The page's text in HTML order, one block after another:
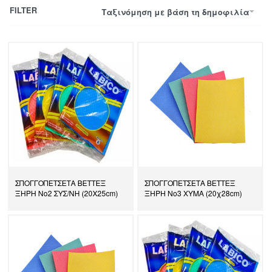
Ταξινόμηση με βάση τη δημοφιλία
FILTER
ΣΠΟΓΓΟΠΕΤΣΕΤΑ ΒΕΤΤΕΞ
ΞΗΡΗ Νο2 ΣΥΣ/ΝΗ (20Χ25cm)
ΣΠΟΓΓΟΠΕΤΣΕΤΑ ΒΕΤΤΕΞ
ΞΗΡΗ Νο3 ΧΥΜΑ (20χ28cm)